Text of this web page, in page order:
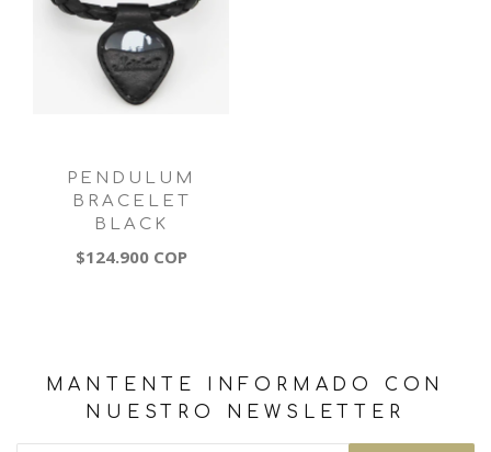
PENDULUM
BRACELET
BLACK
$124.900 COP
MANTENTE INFORMADO CON
NUESTRO NEWSLETTER